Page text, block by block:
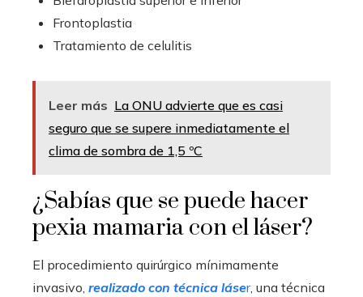
Frontoplastia
Tratamiento de celulitis
Leer más La ONU advierte que es casi
seguro que se supere inmediatamente el
clima de sombra de 1,5 ºC
¿Sabías que se puede hacer
pexia mamaria con el láser?
El procedimiento quirúrgico mínimamente
invasivo, realizado con técnica láser, una técnica